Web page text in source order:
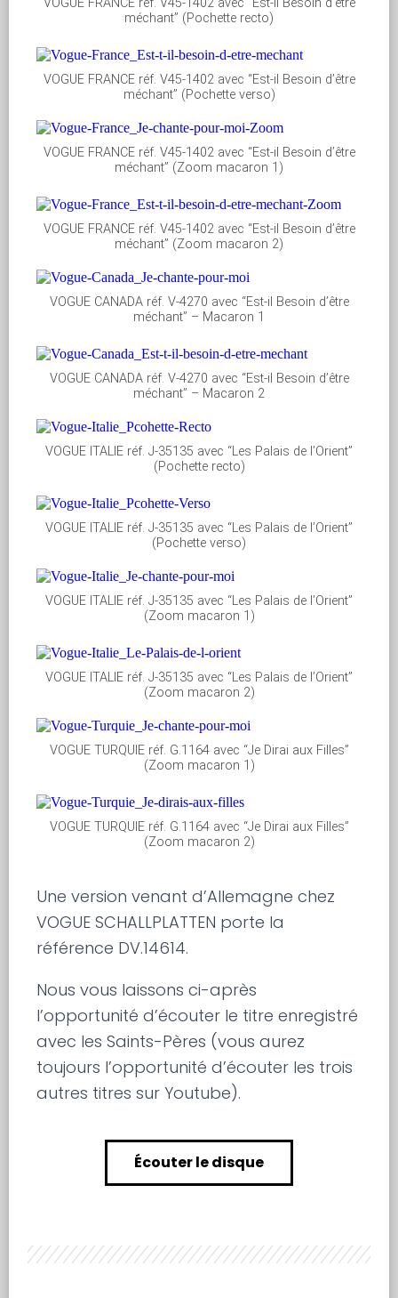
VOGUE FRANCE réf. V45-1402 avec “Est-il Besoin d’être
méchant” (Pochette recto)
VOGUE FRANCE réf. V45-1402 avec “Est-il Besoin d’être
méchant” (Pochette verso)
VOGUE FRANCE réf. V45-1402 avec “Est-il Besoin d’être
méchant” (Zoom macaron 1)
VOGUE FRANCE réf. V45-1402 avec “Est-il Besoin d’être
méchant” (Zoom macaron 2)
VOGUE CANADA réf. V-4270 avec “Est-il Besoin d’être
méchant” – Macaron 1
VOGUE CANADA réf. V-4270 avec “Est-il Besoin d’être
méchant” – Macaron 2
VOGUE ITALIE réf. J-35135 avec “Les Palais de l’Orient”
(Pochette recto)
VOGUE ITALIE réf. J-35135 avec “Les Palais de l’Orient”
(Pochette verso)
VOGUE ITALIE réf. J-35135 avec “Les Palais de l’Orient”
(Zoom macaron 1)
VOGUE ITALIE réf. J-35135 avec “Les Palais de l’Orient”
(Zoom macaron 2)
VOGUE TURQUIE réf. G.1164 avec “Je Dirai aux Filles”
(Zoom macaron 1)
VOGUE TURQUIE réf. G.1164 avec “Je Dirai aux Filles”
(Zoom macaron 2)
Une version venant d’Allemagne chez
VOGUE SCHALLPLATTEN porte la
référence DV.14614.
Nous vous laissons ci-après
l’opportunité d’écouter le titre enregistré
avec les Saints-Pères (vous aurez
toujours l’opportunité d’écouter les trois
autres titres sur Youtube).
Écouter le disque